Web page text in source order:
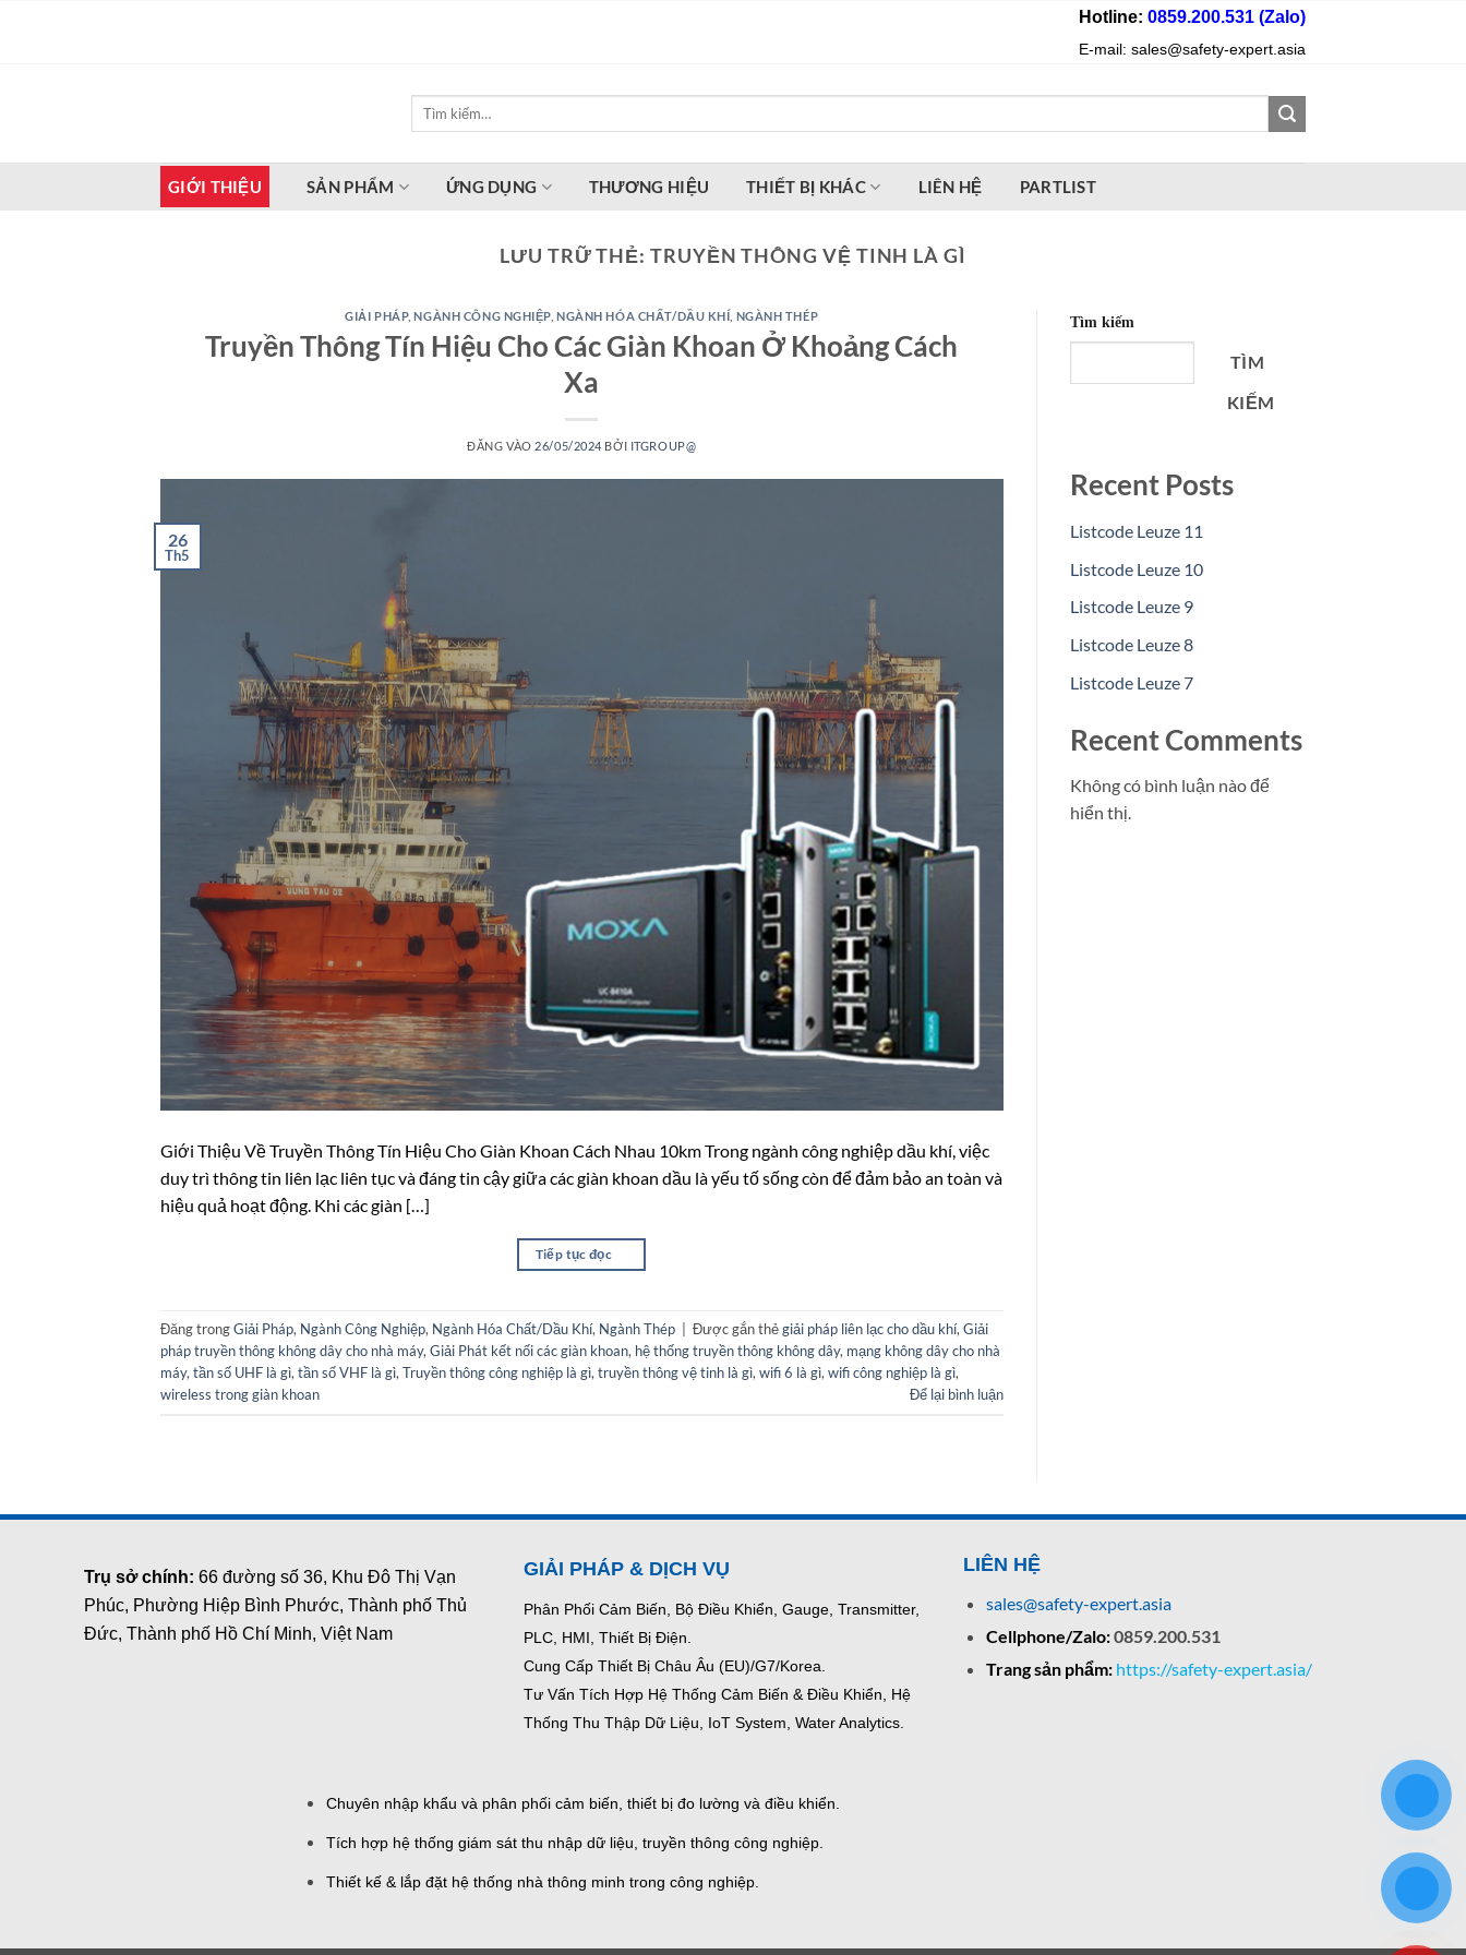
Hotline: 0859.200.531 (Zalo)
E-mail: sales@safety-expert.asia
GIỚI THIỆU SẢN PHẨM ỨNG DỤNG THƯƠNG HIỆU THIẾT BỊ KHÁC LIÊN HỆ PARTLIST
LƯU TRỮ THẺ:TRUYỀN THÔNG VỆ TINH LÀ GÌ
GIẢI PHÁP,NGÀNH CÔNG NGHIỆP ,NGÀNH HÓA CHẤT/DẦU KHÍ NGÀNH THÉP
Truyền Thông Tín Hiệu Cho Các Giàn Khoan Ở Khoảng Cách
Xa
ĐĂNG VÀO 26/05/2024 BỞI ITGROUP@
26
Th5
Giới Thiệu Về Truyền Thông Tín Hiệu Cho Giàn Khoan Cách Nhau 10km Trong ngành công nghiệp dầu khí, việc
duy trì thông tin liên lạc liên tục và đáng tin cậy giữa các giàn khoan dầu là yếu tố sống còn để đảm bảo an toàn và
hiệu quả hoạt động. Khi các giàn […]
Tiếp tục đọc
Đăng trongGiải Pháp, Ngành Công Nghiệp, Ngành Hóa Chất/Dầu Khí, Ngành Thép Được gắn thẻgiải pháp liên lạc cho dầu khí,Giải
pháp truyền thông không dây cho nhà máy,Giải Phát kết nối các giàn khoan, hệ thống truyền thông không dây, mạng không dây cho nhà
máy,tần số UHF là gì,tần số VHF là gì,Truyền thông công nghiệp là gì,truyền thông vệ tinh là gì,wifi 6 là gì,wifi công nghiệp là gì,
wireless trong giàn khoan
Để lại bình luận
Tìm kiếm
TÌM
KIẾM
Recent Posts
Listcode Leuze 11
Listcode Leuze 10
Listcode Leuze 9
Listcode Leuze 8
Listcode Leuze 7
Recent Comments
Không có bình luận nào để
hiển thị.
Trụ sở chính: 66 đường số 36, Khu Đô Thị Vạn
Phúc, Phường Hiệp Bình Phước, Thành phố Thủ
Đức, Thành phố Hồ Chí Minh, Việt Nam
GIẢI PHÁP & DỊCH VỤ
Phân Phối Cảm Biến, Bộ Điều Khiển, Gauge, Transmitter,
PLC, HMI, Thiết Bị Điện.
Cung Cấp Thiết Bị Châu Âu (EU)/G7/Korea.
Tư Vấn Tích Hợp Hệ Thống Cảm Biến & Điều Khiển, Hệ
Thống Thu Thập Dữ Liệu, IoT System, Water Analytics.
LIÊN HỆ
sales@safety-expert.asia
Cellphone/Zalo:0859.200.531
Trang sản phẩm: https://safety-expert.asia/
Chuyên nhập khẩu và phân phối cảm biến, thiết bị đo lường và điều khiển.
Tích hợp hệ thống giám sát thu nhập dữ liệu, truyền thông công nghiệp.
Thiết kế & lắp đặt hệ thống nhà thông minh trong công nghiệp.